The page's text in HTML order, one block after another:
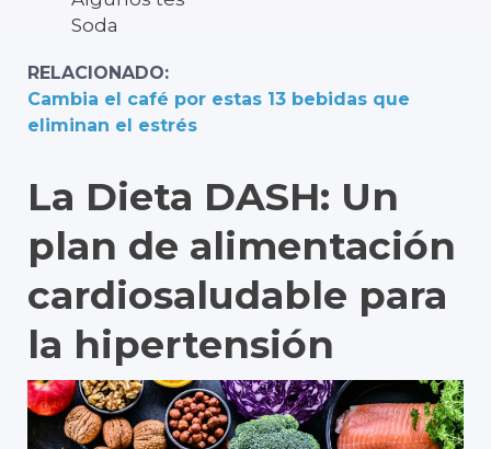
Soda
RELACIONADO:
Cambia el café por estas 13 bebidas que
eliminan el estrés
La Dieta DASH: Un
plan de alimentación
cardiosaludable para
la hipertensión